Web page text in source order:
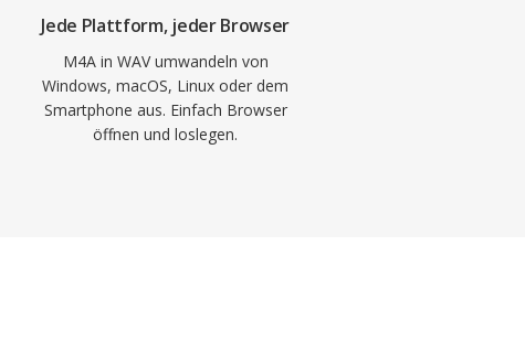
Jede Plattform, jeder Browser
M4A in WAV umwandeln von
Windows, macOS, Linux oder dem
Smartphone aus. Einfach Browser
öffnen und loslegen.